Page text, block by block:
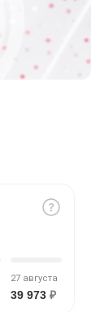
27 августа
39 973 ₽